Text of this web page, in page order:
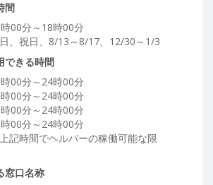
間
00分～18時00分
、祝日、8/13～8/17、12/30～1/3
できる時間
00分～24時00分
00分～24時00分
00分～24時00分
00分～24時00分
記時間でヘルパーの稼働可能な限
窓口名称